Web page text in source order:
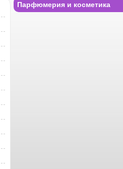
Парфюмерия и косметика